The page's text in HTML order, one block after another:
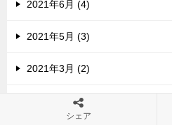
2021年6月 (4)
2021年5月 (3)
2021年3月 (2)
2021年2月 (5)
シェア